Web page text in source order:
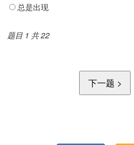
总是出现
题目 1 共 22